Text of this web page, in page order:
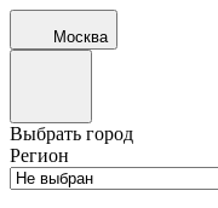
Москва
Выбрать город
Регион